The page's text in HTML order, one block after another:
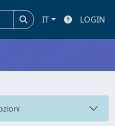
IT LOGIN